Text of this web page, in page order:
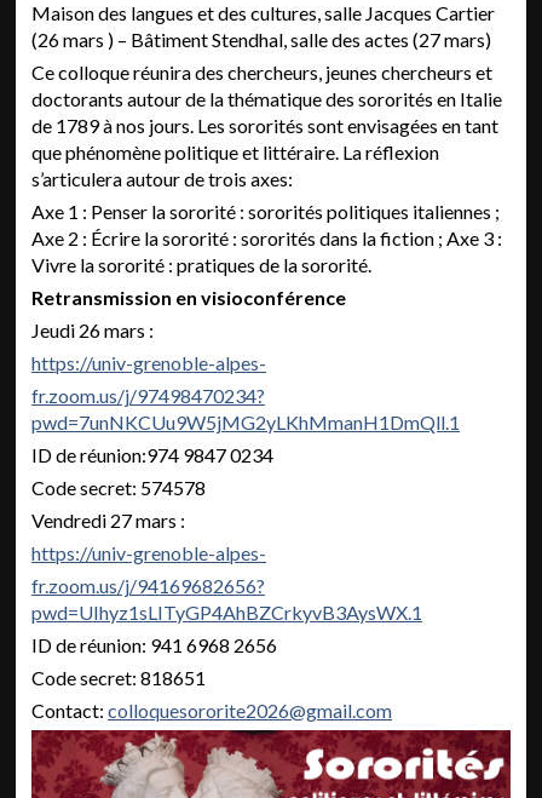
Maison des langues et des cultures, salle Jacques Cartier
(26 mars ) – Bâtiment Stendhal, salle des actes (27 mars)
Ce colloque réunira des chercheurs, jeunes chercheurs et
doctorants autour de la thématique des sororités en Italie
de 1789 à nos jours. Les sororités sont envisagées en tant
que phénomène politique et littéraire. La réflexion
s’articulera autour de trois axes:
Axe 1 : Penser la sororité : sororités politiques italiennes ;
Axe 2 : Écrire la sororité : sororités dans la fiction ; Axe 3 :
Vivre la sororité : pratiques de la sororité.
Retransmission en visioconférence
Jeudi 26 mars :
https://univ-grenoble-alpes-
fr.zoom.us/j/97498470234?
pwd=7unNKCUu9W5jMG2yLKhMmanH1DmQll.1
ID de réunion:974 9847 0234
Code secret: 574578
Vendredi 27 mars :
https://univ-grenoble-alpes-
fr.zoom.us/j/94169682656?
pwd=UIhyz1sLITyGP4AhBZCrkyvB3AysWX.1
ID de réunion: 941 6968 2656
Code secret: 818651
Contact:colloquesororite2026@gmail.com